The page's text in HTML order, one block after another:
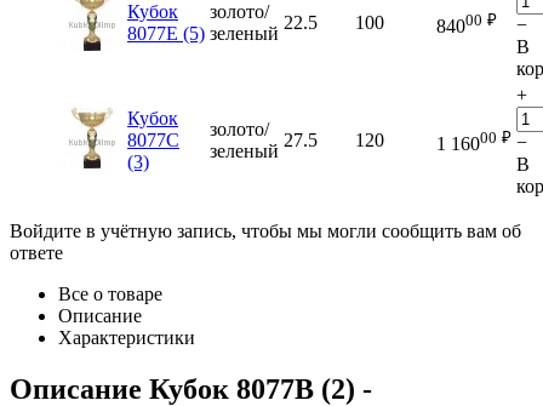
Кубок
8077E (5)
золото/
зеленый
22.5 100 84000 ₽
−
В
Кубок
8077C
(3)
золото/
зеленый
27.5 120 1 16000 ₽
+
−
В
Войдите в учётную запись, чтобы мы могли сообщить вам об
ответе
Все о товаре
Описание
Характеристики
Описание Кубок 8077B (2) -